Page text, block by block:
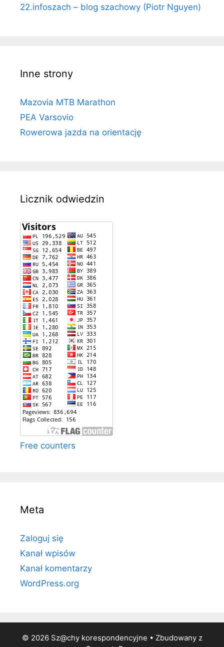
22.infoszach – blog szachowy (Piotr Nguyen)
Inne strony
Mazovia MTB Marathon
PEA Varsovio
Rowerowa jazda na orientację
Licznik odwiedzin
Free counters
Meta
Zaloguj się
Kanał wpisów
Kanał komentarzy
WordPress.org
© 2026 Sz@chy korespondencyjne • Zbudowany z